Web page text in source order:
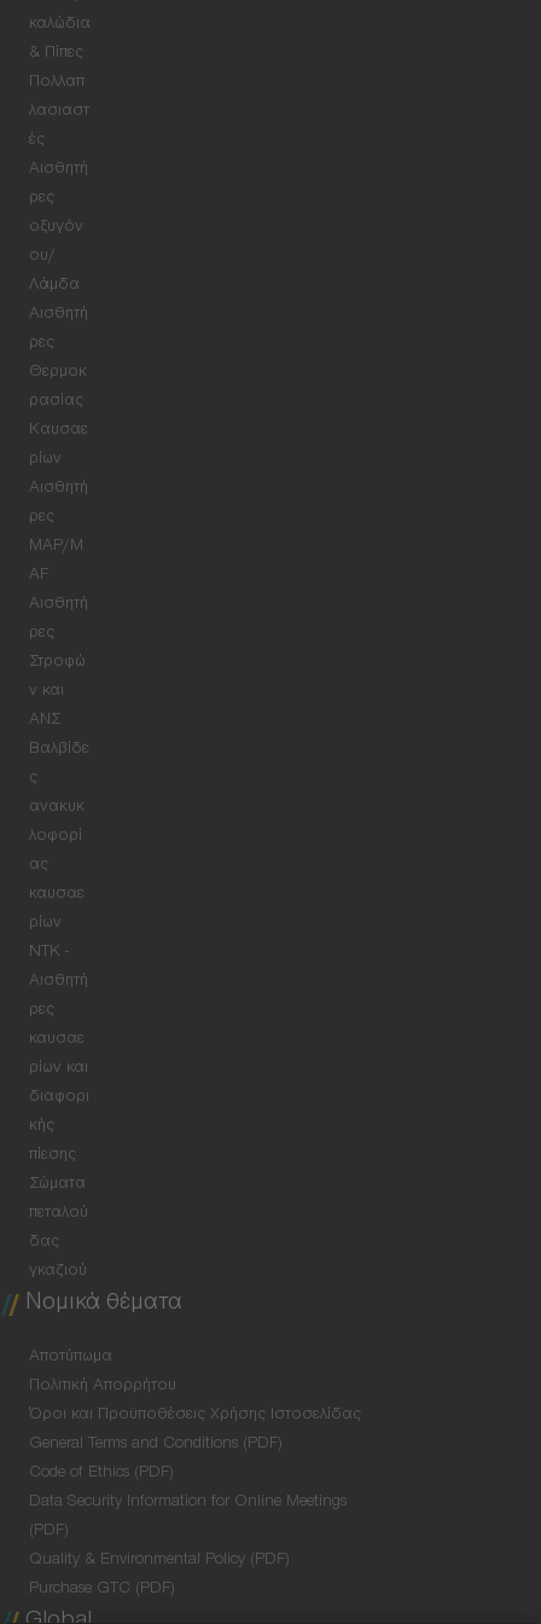
καλώδια
& Πίπες
Πολλαπ
λασιαστ
ές
Αισθητή
ρες
οξυγόν
ου/
Λάμδα
Αισθητή
ρες
Θερμοκ
ρασίας
Καυσαε
ρίων
Αισθητή
ρες
MAP/M
AF
Αισθητή
ρες
Στροφώ
ν και
ΑΝΣ
Βαλβίδε
ς
ανακυκ
λοφορί
ας
καυσαε
ρίων
NTK -
Αισθητή
ρες
καυσαε
ρίων και
διαφορι
κής
πίεσης
Σώματα
πεταλού
δας
γκαζιού
Νομικά θέματα
Αποτύπωμα
Πολιτική Απορρήτου
Όροι και Προϋποθέσεις Χρήσης Ιστοσελίδας
General Terms and Conditions (PDF)
Code of Ethics (PDF)
Data Security Information for Online Meetings
(PDF)
Quality & Environmental Policy (PDF)
Purchase GTC (PDF)